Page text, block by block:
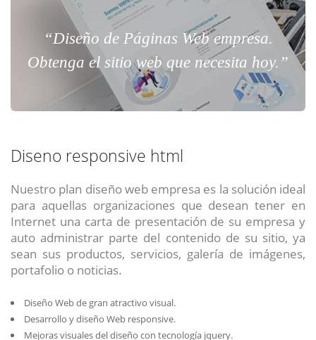
“Diseño de Páginas Web empresa.
Obtenga el sitio web que necesita hoy.”
Diseno responsive html
Nuestro plan diseño web empresa es la solución ideal
para aquellas organizaciones que desean tener en
Internet una carta de presentación de su empresa y
auto administrar parte del contenido de su sitio, ya
sean sus productos, servicios, galería de imágenes,
portafolio o noticias.
Diseño Web de gran atractivo visual.
Desarrollo y diseño Web responsive.
Mejoras visuales del diseño con tecnología jquery.